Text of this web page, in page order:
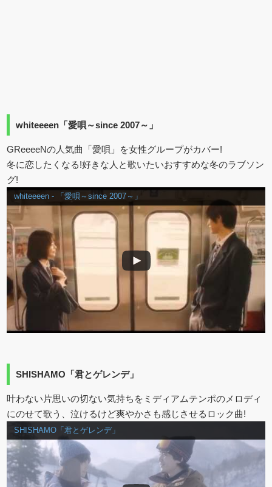
whiteeeen「愛唄～since 2007～」
GReeeeNの人気曲「愛唄」を女性グループがカバー!
冬に恋したくなる!好きな人と歌いたいおすすめな冬のラブソン
グ!
whiteeeen - 「愛唄～since 2007～」
SHISHAMO「君とゲレンデ」
叶わない片思いの切ない気持ちをミディアムテンポのメロディ
にのせて歌う、泣けるけど爽やかさも感じさせるロック曲!
SHISHAMO「君とゲレンデ」